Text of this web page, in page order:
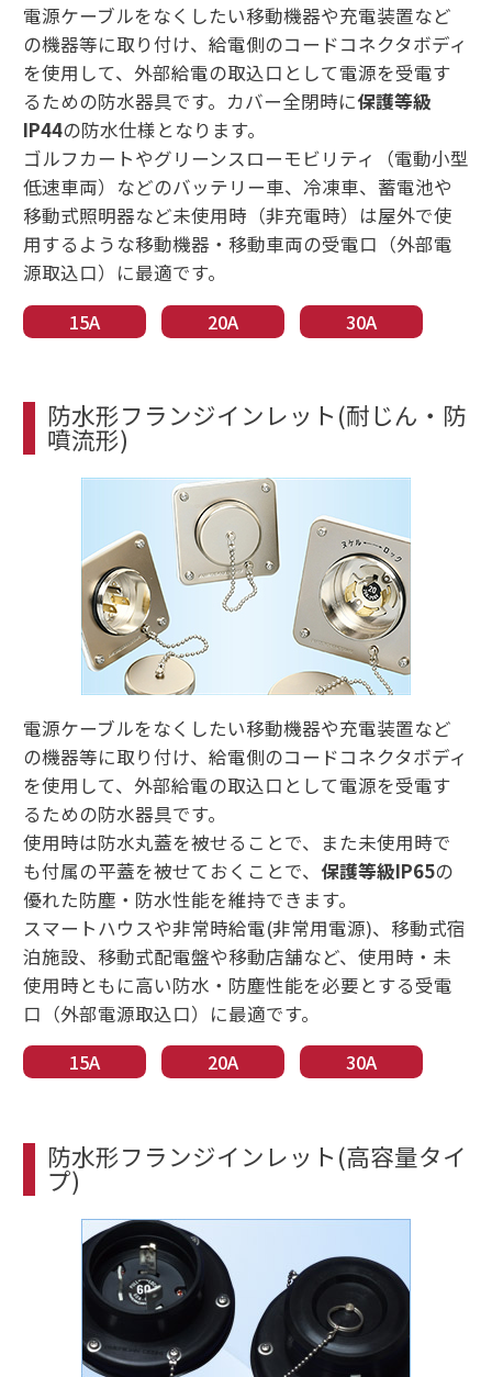
電源ケーブルをなくしたい移動機器や充電装置など
の機器等に取り付け、給電側のコードコネクタボディ
を使用して、外部給電の取込口として電源を受電す
るための防水器具です。カバー全閉時に保護等級
IP44の防水仕様となります。
ゴルフカートやグリーンスローモビリティ（電動小型
低速車両）などのバッテリー車、冷凍車、蓄電池や
移動式照明器など未使用時（非充電時）は屋外で使
用するような移動機器・移動車両の受電口（外部電
源取込口）に最適です。
15A
20A 30A
防水形フランジインレット(耐じん・防
噴流形)
電源ケーブルをなくしたい移動機器や充電装置など
の機器等に取り付け、給電側のコードコネクタボディ
を使用して、外部給電の取込口として電源を受電す
るための防水器具です。
使用時は防水丸蓋を被せることで、また未使用時で
も付属の平蓋を被せておくことで、 保護等級IP65の
優れた防塵・防水性能を維持できます。
スマートハウスや非常時給電(非常用電源)、移動式宿
泊施設、移動式配電盤や移動店舗など、使用時・未
使用時ともに高い防水・防塵性能を必要とする受電
口（外部電源取込口）に最適です。
15A
20A 30A
防水形フランジインレット(高容量タイ
プ)